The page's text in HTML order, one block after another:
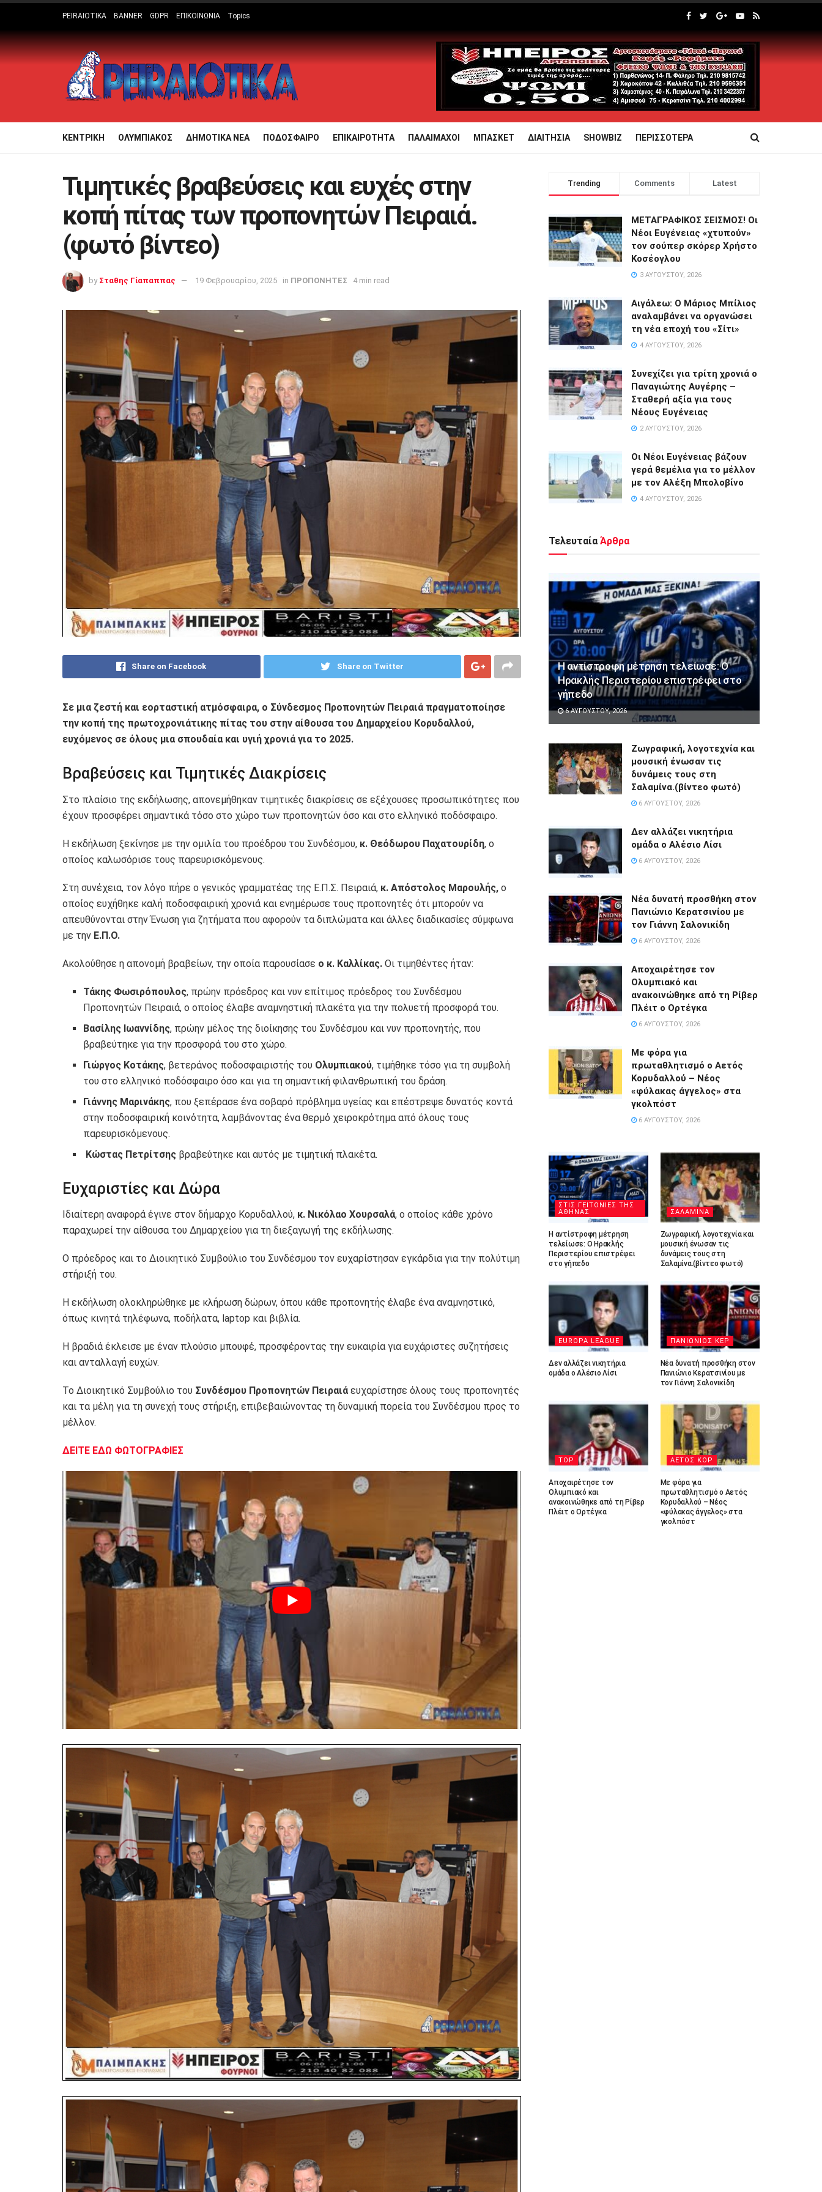
PEIRAIOTIKA BANNER GDPR ΕΠΙΚΟΙΝΩΝΙΑ Topics
ΚΕΝΤΡΙΚΗ ΟΛΥΜΠΙΑΚΟΣ ΔΗΜΟΤΙΚΑ ΝΕΑ ΠΟΔΟΣΦΑΙΡΟ ΕΠΙΚΑΙΡΟΤΗΤΑ ΠΑΛΑΙΜΑΧΟΙ ΜΠΑΣΚΕΤ ΔΙΑΙΤΗΣΙΑ SHOWBIZ ΠΕΡΙΣΣΟΤΕΡΑ
Τιμητικές βραβεύσεις και ευχές στην
κοπή πίτας των προπονητών Πειραιά.
(φωτό βίντεο)
by Σταθης Γίαπαππας 19 Φεβρουαρίου, 2025 in ΠΡΟΠΟΝΗΤΕΣ 4 min read
Share on Facebook Share on Twitter
Σε μια ζεστή και εορταστική ατμόσφαιρα, ο Σύνδεσμος Προπονητών Πειραιά πραγματοποίησε
την κοπή της πρωτοχρονιάτικης πίτας του στην αίθουσα του Δημαρχείου Κορυδαλλού,
ευχόμενος σε όλους μια σπουδαία και υγιή χρονιά για το 2025.
Βραβεύσεις και Τιμητικές Διακρίσεις
Στο πλαίσιο της εκδήλωσης, απονεμήθηκαν τιμητικές διακρίσεις σε εξέχουσες προσωπικότητες που
έχουν προσφέρει σημαντικά τόσο στο χώρο των προπονητών όσο και στο ελληνικό ποδόσφαιρο.
Η εκδήλωση ξεκίνησε με την ομιλία του προέδρου του Συνδέσμου, κ. Θεόδωρου Παχατουρίδη, ο
οποίος καλωσόρισε τους παρευρισκόμενους.
Στη συνέχεια, τον λόγο πήρε ο γενικός γραμματέας της Ε.Π.Σ. Πειραιά, κ. Απόστολος Μαρουλής, ο
οποίος ευχήθηκε καλή ποδοσφαιρική χρονιά και ενημέρωσε τους προπονητές ότι μπορούν να
απευθύνονται στην Ένωση για ζητήματα που αφορούν τα διπλώματα και άλλες διαδικασίες σύμφωνα
με την Ε.Π.Ο.
Ακολούθησε η απονομή βραβείων, την οποία παρουσίασε ο κ. Καλλίκας. Οι τιμηθέντες ήταν:
Τάκης Φωσιρόπουλος, πρώην πρόεδρος και νυν επίτιμος πρόεδρος του Συνδέσμου
Προπονητών Πειραιά, ο οποίος έλαβε αναμνηστική πλακέτα για την πολυετή προσφορά του.
Βασίλης Ιωαννίδης, πρώην μέλος της διοίκησης του Συνδέσμου και νυν προπονητής, που
βραβεύτηκε για την προσφορά του στο χώρο.
Γιώργος Κοτάκης, βετεράνος ποδοσφαιριστής του Ολυμπιακού, τιμήθηκε τόσο για τη συμβολή
του στο ελληνικό ποδόσφαιρο όσο και για τη σημαντική φιλανθρωπική του δράση.
Γιάννης Μαρινάκης, που ξεπέρασε ένα σοβαρό πρόβλημα υγείας και επέστρεψε δυνατός κοντά
στην ποδοσφαιρική κοινότητα, λαμβάνοντας ένα θερμό χειροκρότημα από όλους τους
παρευρισκόμενους.
Kώστας Πετρίτσης βραβεύτηκε και αυτός με τιμητική πλακέτα.
Ευχαριστίες και Δώρα
Ιδιαίτερη αναφορά έγινε στον δήμαρχο Κορυδαλλού, κ. Νικόλαο Χουρσαλά, ο οποίος κάθε χρόνο
παραχωρεί την αίθουσα του Δημαρχείου για τη διεξαγωγή της εκδήλωσης.
Ο πρόεδρος και το Διοικητικό Συμβούλιο του Συνδέσμου τον ευχαρίστησαν εγκάρδια για την πολύτιμη
στήριξή του.
Η εκδήλωση ολοκληρώθηκε με κλήρωση δώρων, όπου κάθε προπονητής έλαβε ένα αναμνηστικό,
όπως κινητά τηλέφωνα, ποδήλατα, laptop και βιβλία.
Η βραδιά έκλεισε με έναν πλούσιο μπουφέ, προσφέροντας την ευκαιρία για ευχάριστες συζητήσεις
και ανταλλαγή ευχών.
Το Διοικητικό Συμβούλιο του Συνδέσμου Προπονητών Πειραιά ευχαρίστησε όλους τους προπονητές
και τα μέλη για τη συνεχή τους στήριξη, επιβεβαιώνοντας τη δυναμική πορεία του Συνδέσμου προς το
μέλλον.
ΔΕΙΤΕ ΕΔΩ ΦΩΤΟΓΡΑΦΙΕΣ
Trending Comments Latest
ΜΕΤΑΓΡΑΦΙΚΟΣ ΣΕΙΣΜΟΣ! Οι
Νέοι Ευγένειας «χτυπούν»
τον σούπερ σκόρερ Χρήστο
Κοσέογλου
3 ΑΥΓΟΎΣΤΟΥ, 2026
Αιγάλεω: Ο Μάριος Μπίλιος
αναλαμβάνει να οργανώσει
τη νέα εποχή του «Σίτι»
4 ΑΥΓΟΎΣΤΟΥ, 2026
Συνεχίζει για τρίτη χρονιά ο
Παναγιώτης Αυγέρης –
Σταθερή αξία για τους
Νέους Ευγένειας
2 ΑΥΓΟΎΣΤΟΥ, 2026
Οι Νέοι Ευγένειας βάζουν
γερά θεμέλια για το μέλλον
με τον Αλέξη Μπολοβίνο
4 ΑΥΓΟΎΣΤΟΥ, 2026
Τελευταία Άρθρα
Η αντίστροφη μέτρηση τελείωσε: Ο
Ηρακλής Περιστερίου επιστρέφει στο
γήπεδο
6 ΑΥΓΟΎΣΤΟΥ, 2026
Ζωγραφική, λογοτεχνία και
μουσική ένωσαν τις
δυνάμεις τους στη
Σαλαμίνα.(βίντεο φωτό)
6 ΑΥΓΟΎΣΤΟΥ, 2026
Δεν αλλάζει νικητήρια
ομάδα ο Αλέσιο Λίσι
6 ΑΥΓΟΎΣΤΟΥ, 2026
Νέα δυνατή προσθήκη στον
Πανιώνιο Κερατσινίου με
τον Γιάννη Σαλονικίδη
6 ΑΥΓΟΎΣΤΟΥ, 2026
Αποχαιρέτησε τον
Ολυμπιακό και
ανακοινώθηκε από τη Ρίβερ
Πλέιτ ο Ορτέγκα
6 ΑΥΓΟΎΣΤΟΥ, 2026
Με φόρα για
πρωταθλητισμό ο Αετός
Κορυδαλλού – Νέος
«φύλακας άγγελος» στα
γκολπόστ
6 ΑΥΓΟΎΣΤΟΥ, 2026
ΣΤΙΣ ΓΕΙΤΟΝΙΕΣ ΤΗΣ
ΑΘΗΝΑΣ
Η αντίστροφη μέτρηση
τελείωσε: Ο Ηρακλής
Περιστερίου επιστρέφει
στο γήπεδο
ΣΑΛΑΜΙΝΑ
Ζωγραφική, λογοτεχνία και
μουσική ένωσαν τις
δυνάμεις τους στη
Σαλαμίνα.(βίντεο φωτό)
EUROPA LEAGUE
Δεν αλλάζει νικητήρια
ομάδα ο Αλέσιο Λίσι
ΠΑΝΙΩΝΙΟΣ ΚΕΡ
Νέα δυνατή προσθήκη στον
Πανιώνιο Κερατσινίου με
τον Γιάννη Σαλονικίδη
TOP
Αποχαιρέτησε τον
Ολυμπιακό και
ανακοινώθηκε από τη Ρίβερ
Πλέιτ ο Ορτέγκα
ΑΕΤΟΣ ΚΟΡ
Με φόρα για
πρωταθλητισμό ο Αετός
Κορυδαλλού – Νέος
«φύλακας άγγελος» στα
γκολπόστ